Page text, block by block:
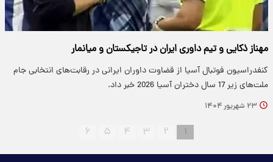
مهناز ذکایی و تیم داوری ایران در تاجیکستان و میانمار
کنفدراسیون فوتبال آسیا از قضاوت داوران ایرانی در رقابت‌های انتخابی جام
ملت‌های زیر 17 سال دختران آسیا 2026 خبر داد.
۲۳ شهریور ۱۴۰۴
۱ ۲ ۳ ۴ ۵ ۶